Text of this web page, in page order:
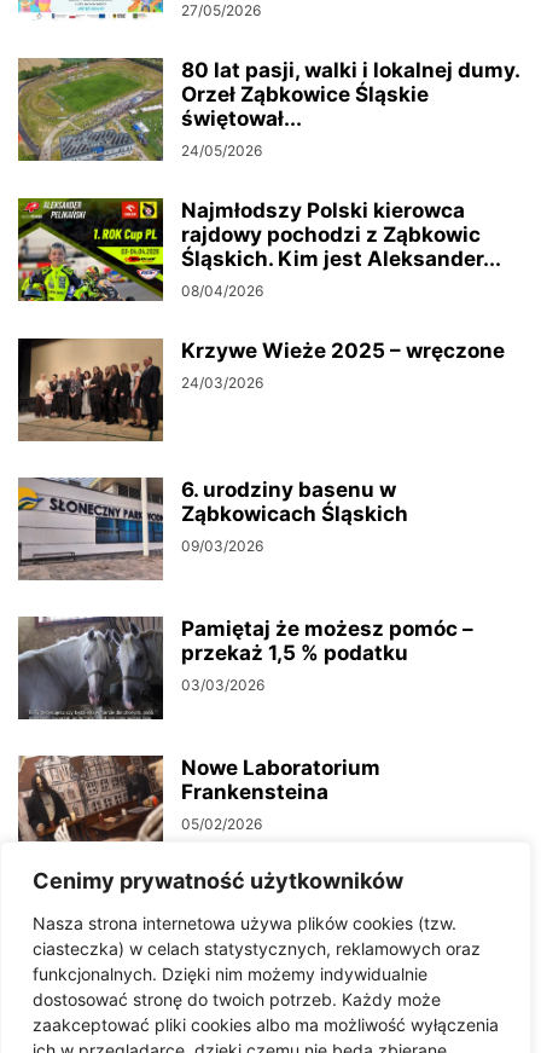
Cenimy prywatność użytkowników
Nasza strona internetowa używa plików cookies (tzw.
ciasteczka) w celach statystycznych, reklamowych oraz
funkcjonalnych. Dzięki nim możemy indywidualnie
dostosować stronę do twoich potrzeb. Każdy może
zaakceptować pliki cookies albo ma możliwość wyłączenia
27/05/2026
80 lat pasji, walki i lokalnej dumy.
Orzeł Ząbkowice Śląskie
świętował...
24/05/2026
Najmłodszy Polski kierowca
rajdowy pochodzi z Ząbkowic
Śląskich. Kim jest Aleksander...
08/04/2026
Krzywe Wieże 2025 – wręczone
24/03/2026
6. urodziny basenu w
Ząbkowicach Śląskich
09/03/2026
Pamiętaj że możesz pomóc –
przekaż 1,5 % podatku
03/03/2026
Nowe Laboratorium
Frankensteina
05/02/2026
sobie wzajemnie
20/01/2026
Czy jest dobrze? Minister